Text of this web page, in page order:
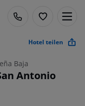
Hotel teilen
Baja
Antonio